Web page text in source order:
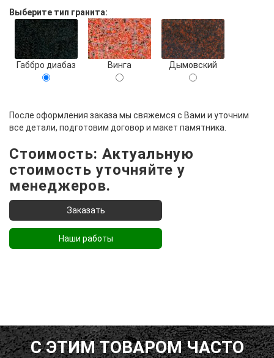
Выберите тип гранита:
Габбро диабаз Винга Дымовский
После оформления заказа мы свяжемся с Вами и уточним
все детали, подготовим договор и макет памятника.
Стоимость: Актуальную
стоимость уточняйте у
менеджеров.
Наши работы
С ЭТИМ ТОВАРОМ ЧАСТО